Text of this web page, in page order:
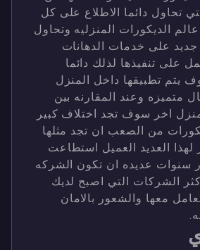
تحاول دائما الاطلاع على كل
الديكورات المنزليه وتحاول
على خدمات الدهانات
على تنفيذها لذلك دائما
يتم تطبيقها داخل المنزل
وعند المقارنه بين
اخر سوف تجد اختلاف كبير
من الصعب ان تجد مثلها
العديد العميل استطاعت
سنوات عديده ان تكون الشركه
الشركات التي اصبح لديك
معها والشعور بالامان